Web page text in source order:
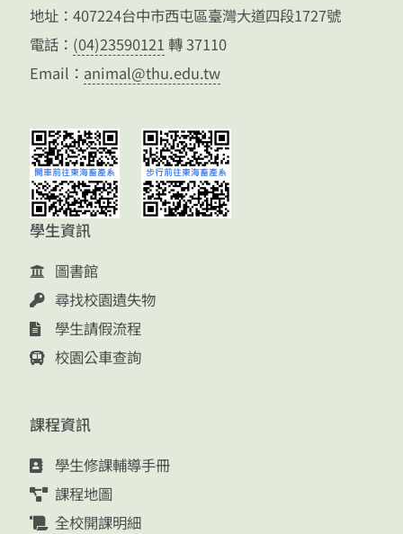
地址：407224台中市西屯區臺灣大道四段1727號
電話： (04)23590121 轉 37110
Email： animal@thu.edu.tw
學生資訊
圖書館
尋找校園遺失物
學生請假流程
校園公車查詢
課程資訊
學生修課輔導手冊
課程地圖
全校開課明細